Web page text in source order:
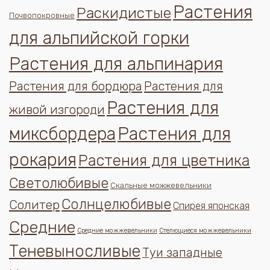
Почвопокровные Раскидистые Растения
для альпийской горки
Растения для альпинария
Растения для бордюра Растения для
живой изгороди Растения для
миксбордера Растения для
рокария Растения для цветника
Светолюбивые Скальные можжевельники
Солитер Солнцелюбивые Спирея японская
Средние Средние можжевельники Стелющиеся можжевельники
Теневыносливые Туи западные